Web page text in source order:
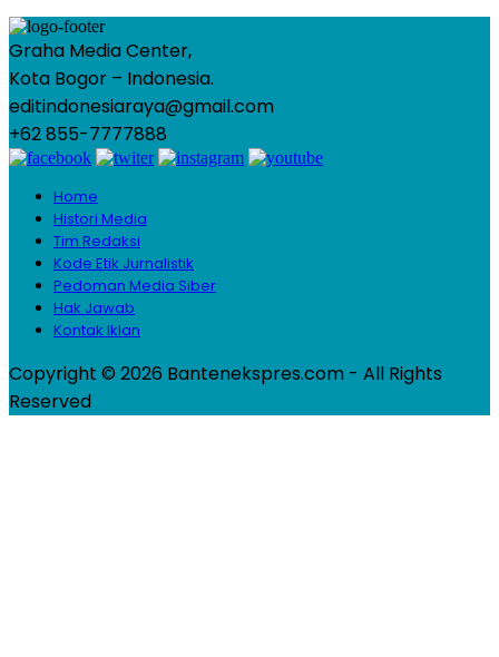
Graha Media Center,
Kota Bogor – Indonesia.
editindonesiaraya@gmail.com
+62 855-7777888
Home
Histori Media
Tim Redaksi
Kode Etik Jurnalistik
Pedoman Media Siber
Hak Jawab
Kontak Iklan
Copyright © 2026 Bantenekspres.com - All Rights
Reserved